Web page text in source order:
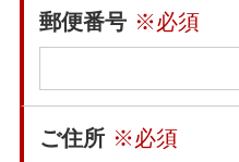
郵便番号 ※必須
ご住所 ※必須